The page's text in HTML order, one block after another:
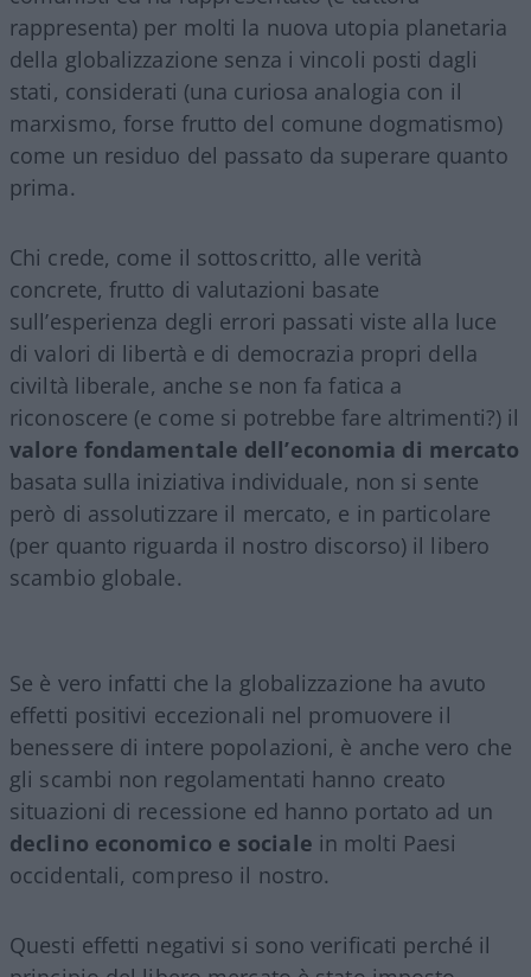
rappresenta) per molti la nuova utopia planetaria
della globalizzazione senza i vincoli posti dagli
stati, considerati (una curiosa analogia con il
marxismo, forse frutto del comune dogmatismo)
come un residuo del passato da superare quanto
prima.
Chi crede, come il sottoscritto, alle verità
concrete, frutto di valutazioni basate
sull’esperienza degli errori passati viste alla luce
di valori di libertà e di democrazia propri della
civiltà liberale, anche se non fa fatica a
riconoscere (e come si potrebbe fare altrimenti?) il
valore fondamentale dell’economia di mercato
basata sulla iniziativa individuale, non si sente
però di assolutizzare il mercato, e in particolare
(per quanto riguarda il nostro discorso) il libero
scambio globale.
Se è vero infatti che la globalizzazione ha avuto
effetti positivi eccezionali nel promuovere il
benessere di intere popolazioni, è anche vero che
gli scambi non regolamentati hanno creato
situazioni di recessione ed hanno portato ad un
declino economico e sociale in molti Paesi
occidentali, compreso il nostro.
Questi effetti negativi si sono verificati perché il